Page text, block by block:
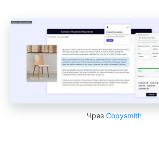
Чрез Copysmith